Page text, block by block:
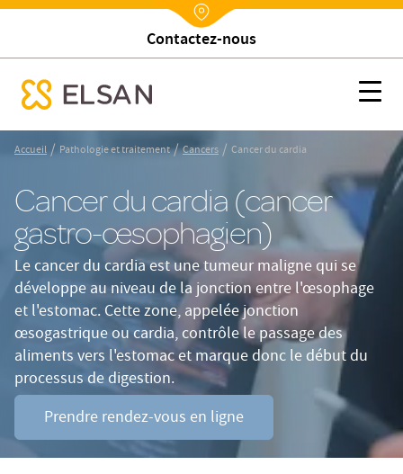
Nx:Aller
contenu
principal
Nx:Annuaire
Trouver un établissement
Cancer du cardia
menu mobile
Accueil / Pathologie et traitement / Cancers / Cancer du cardia
Cancer du cardia (cancer
gastro-œsophagien)
Le cancer du cardia est une tumeur maligne qui se
développe au niveau de la jonction entre l'œsophage
et l'estomac. Cette zone, appelée jonction
œsogastrique ou cardia, contrôle le passage des
aliments vers l'estomac et marque donc le début du
processus de digestion.
Prendre rendez-vous en ligne